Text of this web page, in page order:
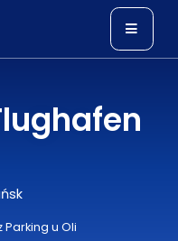
Parking u Oli